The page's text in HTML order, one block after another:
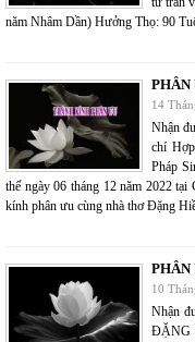
năm Nhâm Dần) Hưởng Thọ: 90
PHÂN
14
Nhận
chí
Pháp
thế ngày 06 tháng 12 năm 2022
kính phân ưu cùng nhà thơ Đặng
PHÂN
10
Nhận
ĐẶNG